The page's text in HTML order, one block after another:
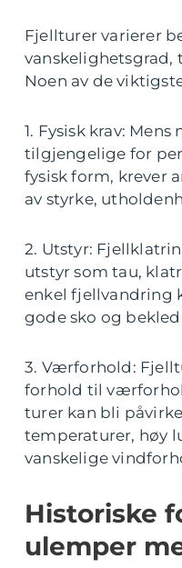
Fjellturer varierer
vanskelighetsgrad,
Noen av de
1. Fysisk krav:
tilgjengelige for
fysisk form, krever
av styrke,
2. Utstyr:
utstyr som tau,
enkel fjellvandring
gode sko og
3. Værforhold:
forhold til
turer kan bli
temperaturer, høy
vanskelige
Historiske
ulemper